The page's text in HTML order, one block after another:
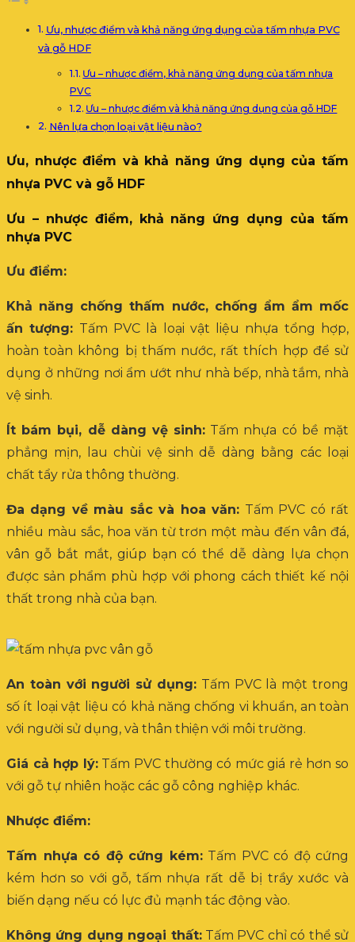
Ưu, nhược điểm và khả năng ứng dụng của tấm nhựa PVC
và gỗ HDF
Ưu – nhược điểm, khả năng ứng dụng của tấm nhựa
PVC
Ưu – nhược điểm và khả năng ứng dụng của gỗ HDF
Nên lựa chọn loại vật liệu nào?
Ưu, nhược điểm và khả năng ứng dụng của tấm
nhựa PVC và gỗ HDF
Ưu – nhược điểm, khả năng ứng dụng của tấm
nhựa PVC
Ưu điểm:
Khả năng chống thấm nước, chống ẩm ẩm mốc
ấn tượng: Tấm PVC là loại vật liệu nhựa tổng hợp,
hoàn toàn không bị thấm nước, rất thích hợp để sử
dụng ở những nơi ẩm ướt như nhà bếp, nhà tắm, nhà
vệ sinh.
Ít bám bụi, dễ dàng vệ sinh: Tấm nhựa có bề mặt
phẳng mịn, lau chùi vệ sinh dễ dàng bằng các loại
chất tẩy rửa thông thường.
Đa dạng về màu sắc và hoa văn: Tấm PVC có rất
nhiều màu sắc, hoa văn từ trơn một màu đến vân đá,
vân gỗ bắt mắt, giúp bạn có thể dễ dàng lựa chọn
được sản phẩm phù hợp với phong cách thiết kế nội
thất trong nhà của bạn.
An toàn với người sử dụng: Tấm PVC là một trong
số ít loại vật liệu có khả năng chống vi khuẩn, an toàn
với người sử dụng, và thân thiện với môi trường.
Giá cả hợp lý:Tấm PVC thường có mức giá rẻ hơn so
với gỗ tự nhiên hoặc các gỗ công nghiệp khác.
Nhược điểm:
Tấm nhựa có độ cứng kém:Tấm PVC có độ cứng
kém hơn so với gỗ, tấm nhựa rất dễ bị trầy xước và
biến dạng nếu có lực đủ mạnh tác động vào.
Không ứng dụng ngoại thất:Tấm PVC chỉ có thể sử